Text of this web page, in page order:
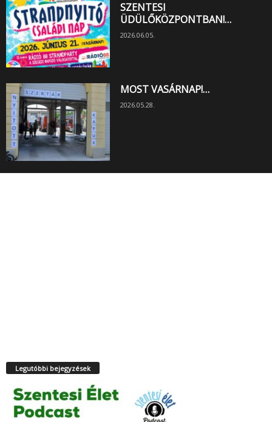
SZENTESI
ÜDÜLŐKÖZPONTBAN!…
2026.06.05.
MOST VASÁRNAP!…
2026.05.28.
Legutóbbi bejegyzések